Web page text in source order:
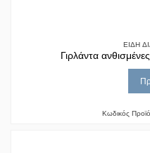
ΕΙΔΗ
Γιρλάντα
Κωδικός